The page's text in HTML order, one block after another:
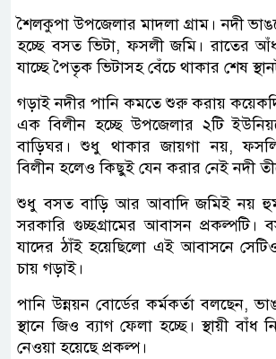
শৈলকুপা উপজেলার মাদলা গ্রাম। নদী
হচ্ছে বসত ভিটা, ফসলী জমি। রাতের
যাচ্ছে পৈতৃক ভিটাসহ বেঁচে থাকার শেষ
গড়াই নদীর পানি কমতে শুরু করায়
এক বিলীন হচ্ছে উপজেলার ২টি
বাড়িঘর। শুধু থাকার জায়গা নয়,
বিলীন হলেও কিছুই যেন করার নেই নদী
শুধু বসত বাড়ি আর আবাদি জমিই নয়
সরকারি গুচ্ছগ্রামের আবাসন প্রকল্পটি।
যাদের ঠাঁই হয়েছিলো এই আবাসনে
চায় গড়াই।
পানি উন্নয়ন বোর্ডের কর্মকর্তা বলছেন,
স্থানে জিও ব্যাগ ফেলা হচ্ছে। স্থায়ী বাঁধ
নেওয়া হয়েছে প্রকল্প।